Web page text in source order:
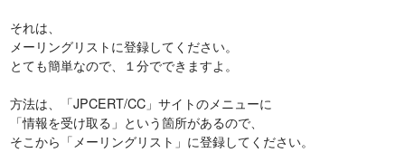
それは、
メーリングリストに登録してください。
とても簡単なので、１分でできますよ。
方法は、「JPCERT/CC」サイトのメニューに
「情報を受け取る」という箇所があるので、
そこから「メーリングリスト」に登録してください。